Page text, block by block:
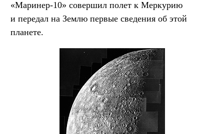
«Маринер-10» совершил полет к Меркурию
и передал на Землю первые сведения об этой
планете.